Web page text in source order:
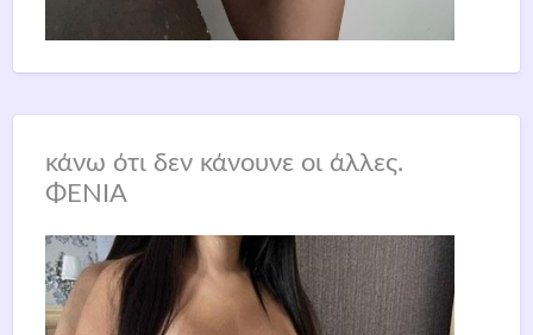
κάνω ότι δεν κάνουνε οι άλλες.
ΦΕΝΙΑ